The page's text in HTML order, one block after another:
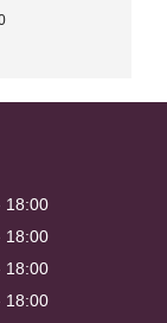
18:00
18:00
18:00
18:00